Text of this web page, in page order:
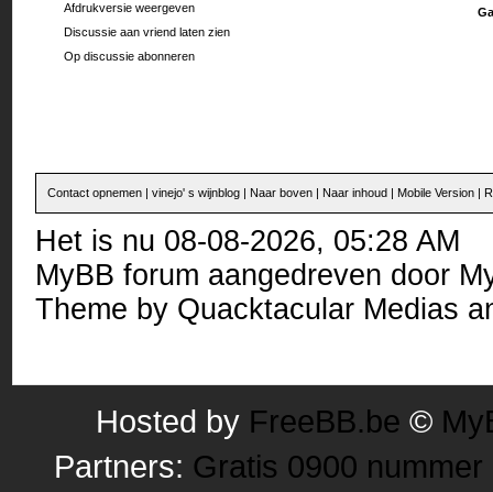
Afdrukversie weergeven
Discussie aan vriend laten zien
Op discussie abonneren
Contact opnemen |vinejo' s wijnblog | Naar boven | Naar inhoud | Mobile Version |
Het is nu 08-08-2026, 05:28 AM
MyBB forum aangedreven door
Theme by Quacktacular Medias
Hosted by FreeBB.be ©
Partners: Gratis 0900 nummer